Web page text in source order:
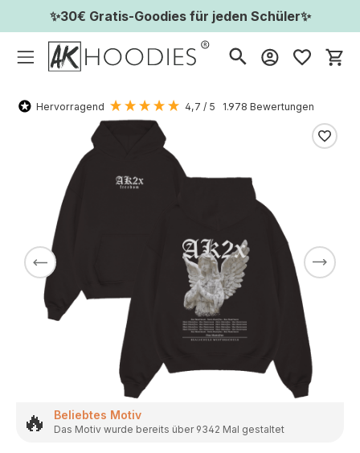
✨30€ Gratis-Goodies für jeden Schüler✨
Hervorragend 4,7 / 5 1.978 Bewertungen
🔥 Beliebtes Motiv
Das Motiv wurde bereits über 9342 Mal gestaltet